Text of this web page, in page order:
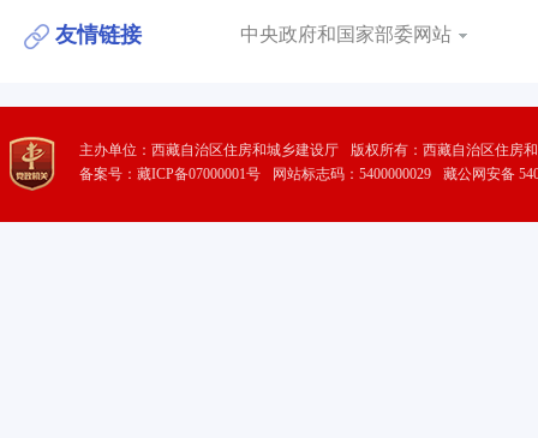
友情链接 中央政府和国家部委网站
主办单位：西藏自治区住房和城乡建设厅
版权所有：西藏自治区住房
备案号：藏ICP备07000001号
网站标志码：5400000029 藏公网安备